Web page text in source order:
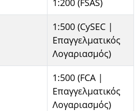
1:500 (CySEC |
Επαγγελματικός
Λογαριασμός)
1:500 (FCA |
Επαγγελματικός
Λογαριασμός)